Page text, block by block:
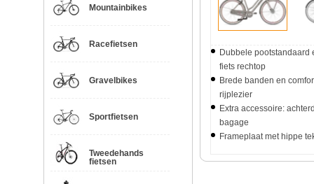
Mountainbikes
Racefietsen
Gravelbikes
Sportfietsen
Tweedehands
fietsen
Dubbele pootstandaard
fiets rechtop
Brede banden en
rijplezier
Extra accessoire:
bagage
Frameplaat met hippe